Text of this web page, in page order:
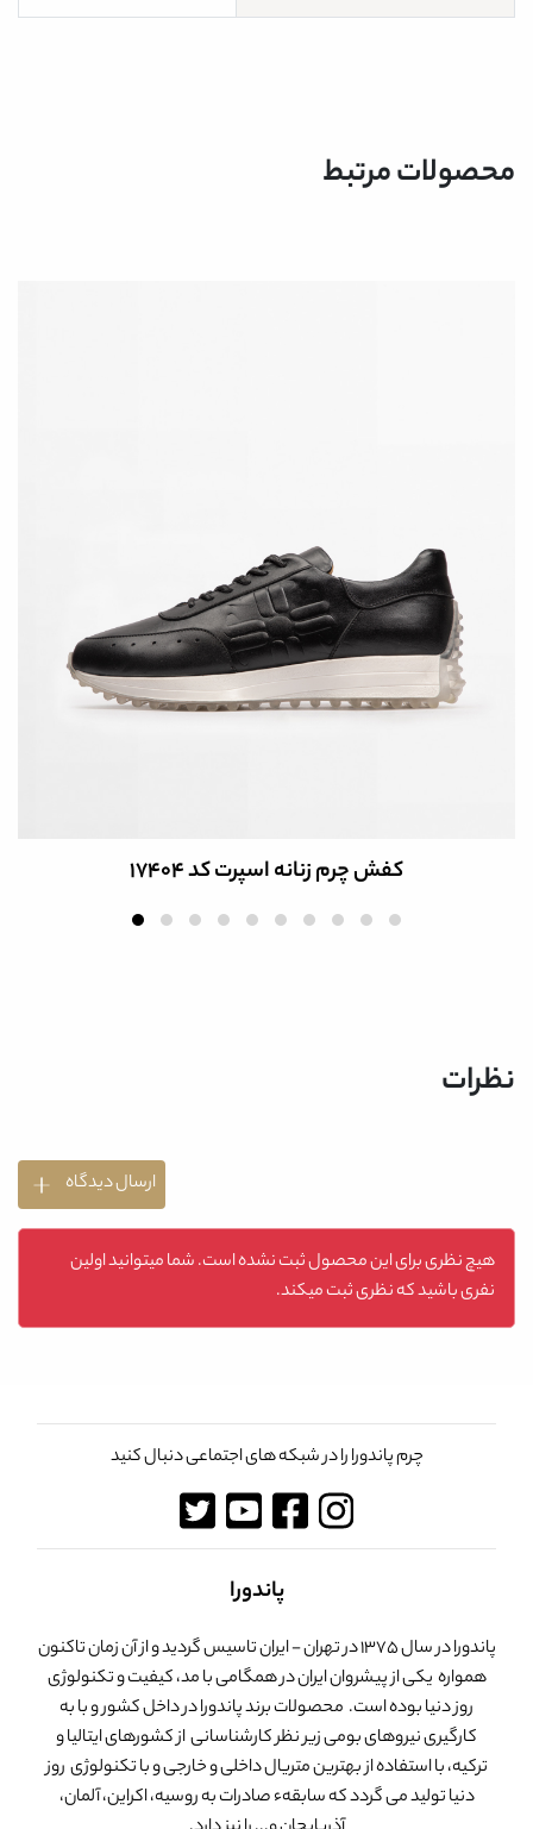
محصولات مرتبط
کفش چرم زنانه اسپرت کد 17404
نظرات
ارسال دیدگاه
هیچ نظری برای این محصول ثبت نشده است. شما میتوانید اولین
نفری باشید که نظری ثبت میکند.
چرم پاندورا را در شبکه های اجتماعی دنبال کنید
پاندورا
پاندورا در سال 1375 در تهران - ایران تاسیس گردید و از آن زمان تاکنون
همواره یکی از پیشروان ایران در همگامی با مد، کیفیت و تکنولوژی
روز دنیا بوده است. محصولات برند پاندورا در داخل کشور و با به
کارگیری نیروهای بومی زیر نظر کارشناسانی از کشورهای ایتالیا و
ترکیه، با استفاده از بهترین متریال داخلی و خارجی و با تکنولوژی روز
دنیا تولید می گردد که سابقهء صادرات به روسیه، اکراین، آلمان،